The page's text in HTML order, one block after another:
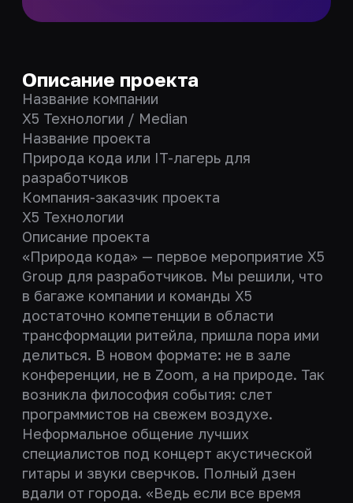
Описание проекта
Название компании
X5 Технологии / Median
Название проекта
Природа кода или IT-лагерь для
разработчиков
Компания-заказчик проекта
X5 Технологии
Описание проекта
«Природа кода» — первое мероприятие Х5
Group для разработчиков. Мы решили, что
в багаже компании и команды Х5
достаточно компетенции в области
трансформации ритейла, пришла пора ими
делиться. В новом формате: не в зале
конференции, не в Zoom, а на природе. Так
возникла философия события: слет
программистов на свежем воздухе.
Неформальное общение лучших
специалистов под концерт акустической
гитары и звуки сверчков. Полный дзен
вдали от города. «Ведь если все время